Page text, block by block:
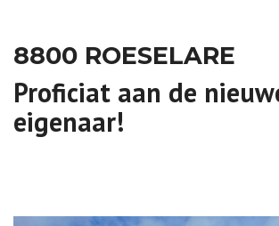
8800 ROESELARE
Proficiat aan de
eigenaar!